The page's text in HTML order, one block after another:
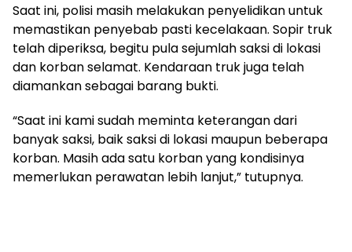
Saat ini, polisi masih melakukan penyelidikan untuk
memastikan penyebab pasti kecelakaan. Sopir truk
telah diperiksa, begitu pula sejumlah saksi di lokasi
dan korban selamat. Kendaraan truk juga telah
diamankan sebagai barang bukti.
“Saat ini kami sudah meminta keterangan dari
banyak saksi, baik saksi di lokasi maupun beberapa
korban. Masih ada satu korban yang kondisinya
memerlukan perawatan lebih lanjut,” tutupnya.